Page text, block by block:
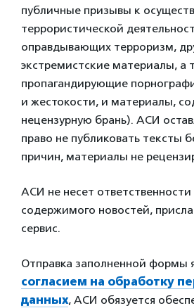
публичные призывы к
террористической
оправдывающих терроризм,
экстремистские материалы, а
пропагандирующие
и жестокости, и материалы,
нецензурную брань). АСИ
право не публиковать тексты
причин, материалы не
АСИ не несет ответственности
содержимого новостей,
сервис.
Отправка заполненной формы
согласием на обработку
данных, АСИ обязуется